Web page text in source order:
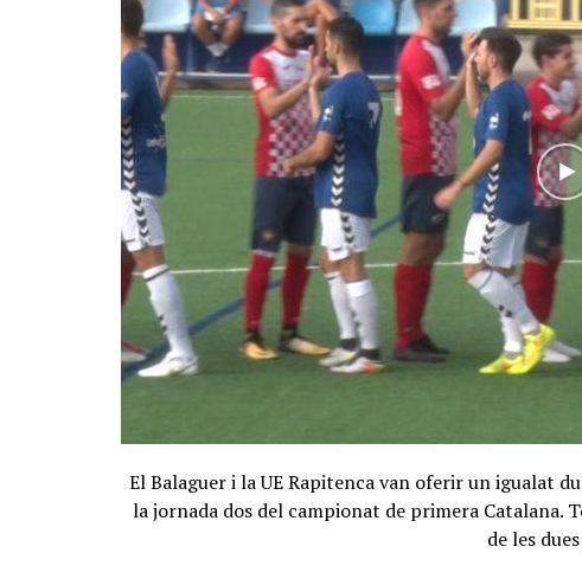
El Balaguer i la UE Rapitenca van oferir un igualat
la jornada dos del campionat de primera Catalana.
de les